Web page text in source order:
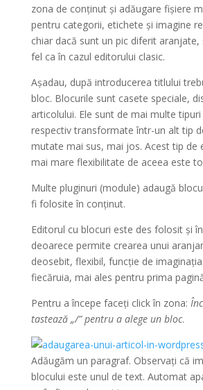
zona de conținut și adăugare fișiere
pentru categorii, etichete și imagine
chiar dacă sunt un pic diferit aranjate,
fel ca în cazul editorului clasic.
Așadau, după introducerea titlului
bloc. Blocurile sunt casete speciale,
articolului. Ele sunt de mai multe
respectiv transformate într-un alt tip
mutate mai sus, mai jos. Acest tip de
mai mare flexibilitate de aceea este
Multe pluginuri (module) adaugă
fi folosite în conținut.
Editorul cu blocuri este des folosit și
deoarece permite crearea unui
deosebit, flexibil, funcție de
fiecăruia, mai ales pentru prima
Pentru a începe faceți click în zona:
tastează „/” pentru a alege un bloc.
Adăugăm un paragraf. Observați că
blocului este unul de text. Automat